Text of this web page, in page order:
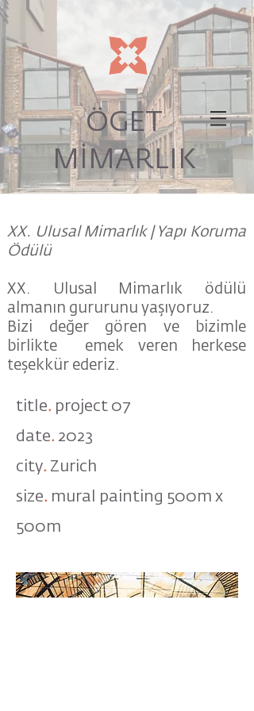
ÖGET
MİMARLIK
XX. Ulusal Mimarlık | Yapı Koruma
Ödülü
XX. Ulusal Mimarlık ödülü
almanın gururunu yaşıyoruz.
Bizi değer gören ve bizimle
birlikte emek veren herkese
teşekkür ederiz.
title. project 07
date. 2023
city. Zurich
size. mural painting 500m x
500m